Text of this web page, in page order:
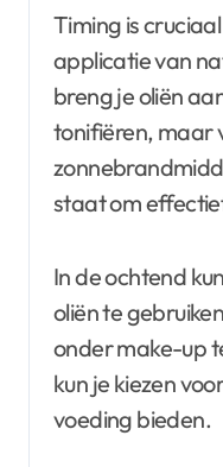
Timing is
applicatie van
breng je oliën
tonifiëren, maar
staat om
In de ochtend
oliën te
onder make-up
kun je kiezen
voeding bieden.